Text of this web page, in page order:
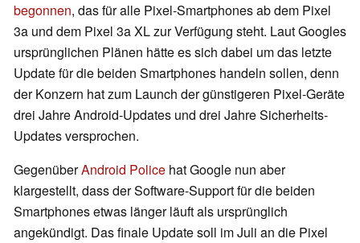
begonnen, das für alle Pixel-Smartphones ab dem Pixel
3a und dem Pixel 3a XL zur Verfügung steht. Laut Googles
ursprünglichen Plänen hätte es sich dabei um das letzte
Update für die beiden Smartphones handeln sollen, denn
der Konzern hat zum Launch der günstigeren Pixel-Geräte
drei Jahre Android-Updates und drei Jahre Sicherheits-
Updates versprochen.
GegenüberAndroid Police hat Google nun aber
klargestellt, dass der Software-Support für die beiden
Smartphones etwas länger läuft als ursprünglich
angekündigt. Das finale Update soll im Juli an die Pixel